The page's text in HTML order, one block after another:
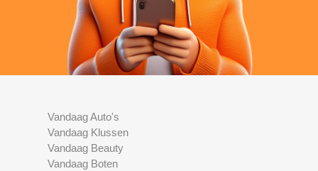
Vandaag Auto's
Vandaag Klussen
Vandaag Beauty
Vandaag Boten